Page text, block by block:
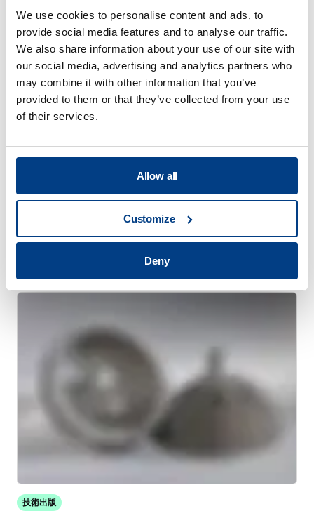
We use cookies to personalise content and ads, to
provide social media features and to analyse our traffic.
We also share information about your use of our site with
our social media, advertising and analytics partners who
may combine it with other information that you’ve
provided to them or that they’ve collected from your use
of their services.
Allow all
Customize
Deny
技術出版